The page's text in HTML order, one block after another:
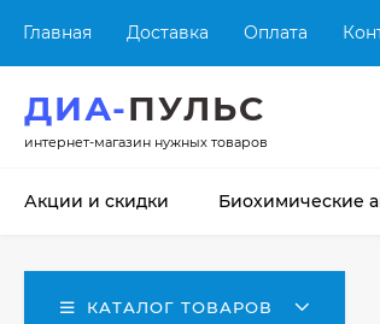
Главная Доставка Оплата
ДИА-ПУЛЬС
интернет-магазин нужных товаров
Акции и скидки Биохимические
КАТАЛОГ ТОВАРОВ